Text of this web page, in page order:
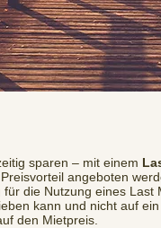
sparen – mit einem
angeboten
die Nutzung eines Last
kann und nicht auf
den Mietpreis.